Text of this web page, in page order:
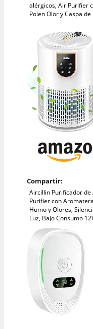
alérgicos, Air Purifier
Polen Olor y Caspa
Compartir:
Aircillin Purificador de
Purifier con
Humo y Olores,
Luz, Bajo Consumo